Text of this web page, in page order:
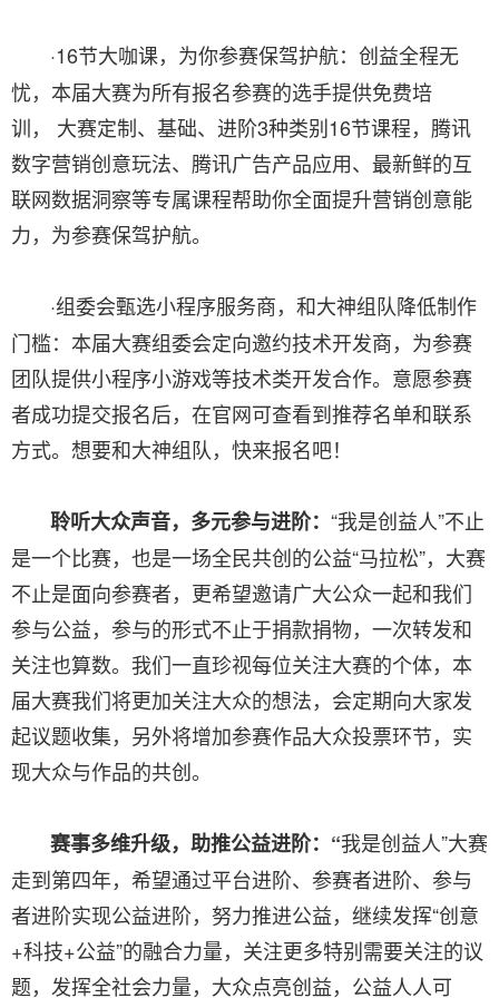
·16节大咖课，为你参赛保驾护航：创益全程无
忧，本届大赛为所有报名参赛的选手提供免费培
训， 大赛定制、基础、进阶3种类别16节课程，腾讯
数字营销创意玩法、腾讯广告产品应用、最新鲜的互
联网数据洞察等专属课程帮助你全面提升营销创意能
力，为参赛保驾护航。
·组委会甄选小程序服务商，和大神组队降低制作
门槛：本届大赛组委会定向邀约技术开发商，为参赛
团队提供小程序小游戏等技术类开发合作。意愿参赛
者成功提交报名后，在官网可查看到推荐名单和联系
方式。想要和大神组队，快来报名吧！
聆听大众声音，多元参与进阶： “我是创益人”不止
是一个比赛，也是一场全民共创的公益“马拉松”，大赛
不止是面向参赛者，更希望邀请广大公众一起和我们
参与公益，参与的形式不止于捐款捐物，一次转发和
关注也算数。我们一直珍视每位关注大赛的个体，本
届大赛我们将更加关注大众的想法，会定期向大家发
起议题收集，另外将增加参赛作品大众投票环节，实
现大众与作品的共创。
赛事多维升级，助推公益进阶：“我是创益人”大赛
走到第四年，希望通过平台进阶、参赛者进阶、参与
者进阶实现公益进阶，努力推进公益，继续发挥“创意
+科技+公益”的融合力量，关注更多特别需要关注的议
题，发挥全社会力量，大众点亮创益，公益人人可